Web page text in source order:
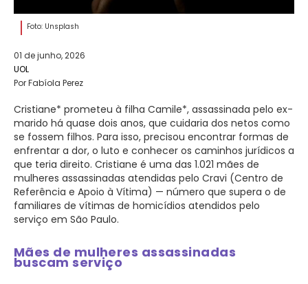
Foto: Unsplash
01 de junho, 2026
UOL
Por Fabíola Perez
Cristiane* prometeu à filha Camile*, assassinada pelo ex-
marido há quase dois anos, que cuidaria dos netos como
se fossem filhos. Para isso, precisou encontrar formas de
enfrentar a dor, o luto e conhecer os caminhos jurídicos a
que teria direito. Cristiane é uma das 1.021 mães de
mulheres assassinadas atendidas pelo Cravi (Centro de
Referência e Apoio à Vítima) — número que supera o de
familiares de vítimas de homicídios atendidos pelo
serviço em São Paulo.
Mães de mulheres assassinadas
buscam serviço